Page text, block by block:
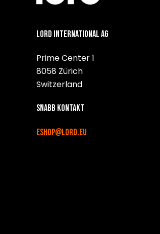
Lord International AG
Prime Center 1
8058 Zürich
Switzerland
Snabb kontakt
eshop@lord.eu